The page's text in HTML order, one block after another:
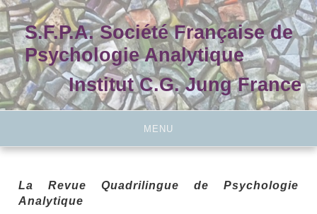
Skip
to
contentS.F.P.A. Société Française de
Psychologie Analytique
Institut C.G. Jung France
MENU
La Revue Quadrilingue de Psychologie
Analytique